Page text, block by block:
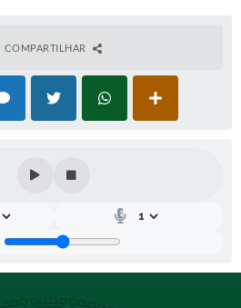
www.bll.org.br
de março de 2025.
BELOTI
COMPARTILHAR